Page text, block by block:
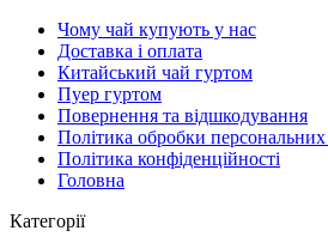
Чому чай купують у нас
Доставка і оплата
Китайський чай гуртом
Пуер гуртом
Повернення та відшкодування
Політика обробки
Політика конфіденційності
Головна
Категорії